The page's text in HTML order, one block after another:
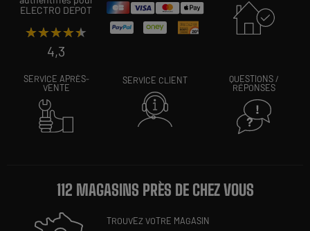
ELECTRO DEPOT
★★★★★
★★★★★
4,3
SERVICE APRÈS-
VENTE
SERVICE CLIENT
QUESTIONS /
RÉPONSES
112 MAGASINS PRÈS DE CHEZ VOUS
TROUVEZ VOTRE MAGASIN